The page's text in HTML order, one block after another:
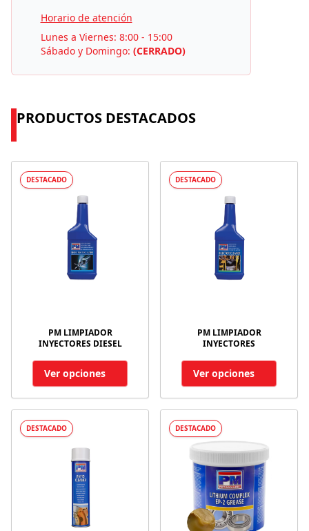
Horario de atención
Lunes a Viernes: 8:00 - 15:00
Sábado y Domingo: (CERRADO)
PRODUCTOS DESTACADOS
DESTACADO
PM LIMPIADOR
INYECTORES DIESEL
Ver opciones
DESTACADO
PM LIMPIADOR
INYECTORES
Ver opciones
DESTACADO DESTACADO